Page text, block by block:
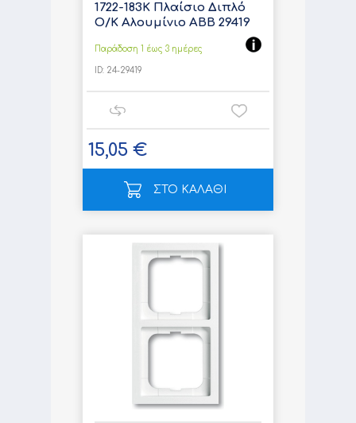
1722-183K Πλαίσιο Διπλό
Ο/Κ Αλουμίνιο ABB 29419
Παράδοση 1 έως 3 ημέρες
ID: 24-29419
15,05 €
ΣΤΟ ΚΑΛΑΘΙ